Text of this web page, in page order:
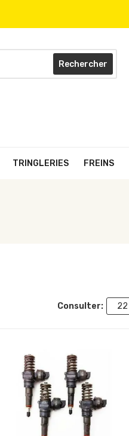
Rechercher
TRINGLERIES FREINS
Consulter: 22